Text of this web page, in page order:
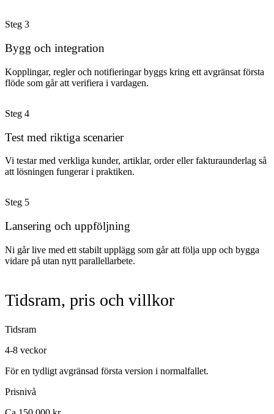
Steg 3
Bygg och integration
Kopplingar, regler och notifieringar byggs kring ett avgränsat första
flöde som går att verifiera i vardagen.
Steg 4
Test med riktiga scenarier
Vi testar med verkliga kunder, artiklar, order eller fakturaunderlag så
att lösningen fungerar i praktiken.
Steg 5
Lansering och uppföljning
Ni går live med ett stabilt upplägg som går att följa upp och bygga
vidare på utan nytt parallellarbete.
Tidsram, pris och villkor
Tidsram
4-8 veckor
För en tydligt avgränsad första version i normalfallet.
Prisnivå